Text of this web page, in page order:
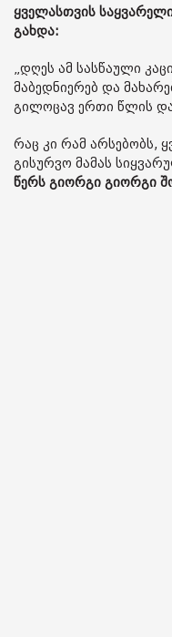
ყველასთვის
გახდა:
„დღეს ამ სასწაული
მაბედნიერებ და
გილოცავ ერთი წლის
რაც კი რამ არსებობს,
გისურვო მამას
წერს გიორგი გიორგი